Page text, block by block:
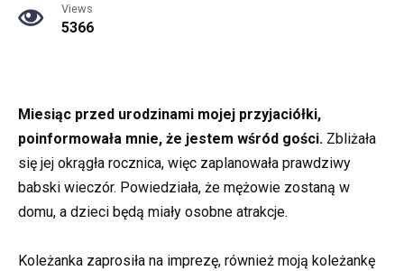
Views
5366
Miesiąc przed urodzinami mojej przyjaciółki,
poinformowała mnie, że jestem wśród gości. Zbliżała
się jej okrągła rocznica, więc zaplanowała prawdziwy
babski wieczór. Powiedziała, że mężowie zostaną w
domu, a dzieci będą miały osobne atrakcje.
Koleżanka zaprosiła na imprezę, również moją koleżankę